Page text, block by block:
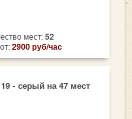
мест: 52
2900 руб/час
- серый на 47 мест